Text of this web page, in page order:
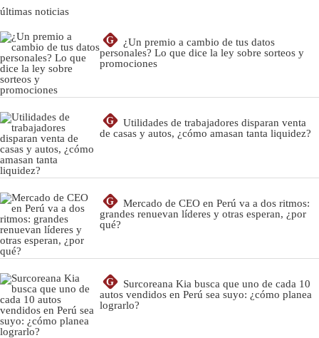
últimas noticias
G
¿Un premio a cambio de tus datos
personales? Lo que dice la ley sobre sorteos y
promociones
G
Utilidades de trabajadores disparan venta
de casas y autos, ¿cómo amasan tanta liquidez?
G
Mercado de CEO en Perú va a dos ritmos:
grandes renuevan líderes y otras esperan, ¿por
qué?
G
Surcoreana Kia busca que uno de cada 10
autos vendidos en Perú sea suyo: ¿cómo planea
lograrlo?